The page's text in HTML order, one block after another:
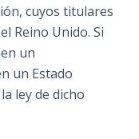
cuyos titulares
Reino Unido. Si
un
un Estado
ley de dicho